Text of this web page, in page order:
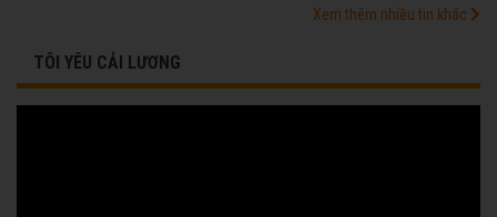
Xem thêm nhiều tin khác
TÔI YÊU CẢI LƯƠNG